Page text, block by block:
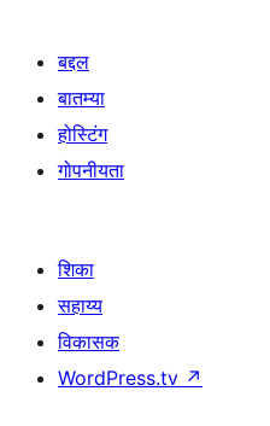
बद्दल
बातम्या
होस्टिंग
गोपनीयता
शिका
सहाय्य
विकासक
WordPress.tv ↗